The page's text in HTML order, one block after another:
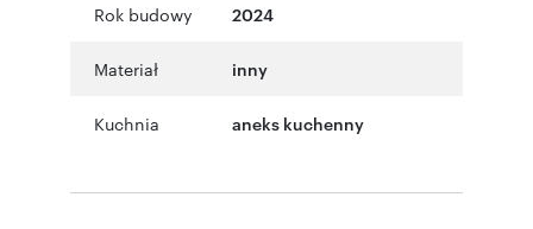
Rok budowy 2024
Materiał inny
Kuchnia aneks kuchenny